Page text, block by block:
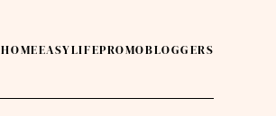
HOMEEASYLIFEPROMOBLOGGERS